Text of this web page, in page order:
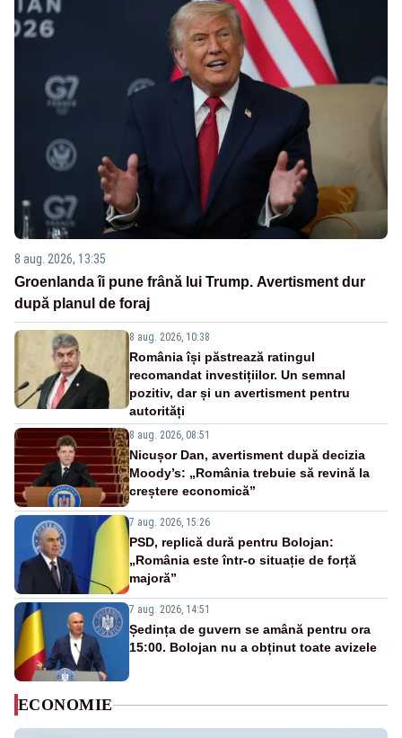
8 aug. 2026, 13:35
Groenlanda îi pune frână lui Trump. Avertisment dur
după planul de foraj
8 aug. 2026, 10:38
România își păstrează ratingul
recomandat investițiilor. Un semnal
pozitiv, dar și un avertisment pentru
autorități
8 aug. 2026, 08:51
Nicușor Dan, avertisment după decizia
Moody’s: „România trebuie să revină la
creștere economică”
7 aug. 2026, 15:26
PSD, replică dură pentru Bolojan:
„România este într-o situație de forță
majoră”
7 aug. 2026, 14:51
Ședința de guvern se amână pentru ora
15:00. Bolojan nu a obținut toate avizele
ECONOMIE